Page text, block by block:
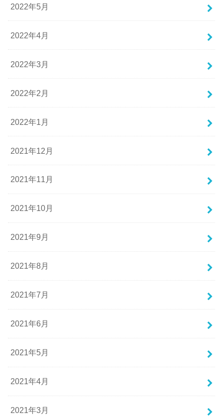
2022年5月
2022年4月
2022年3月
2022年2月
2022年1月
2021年12月
2021年11月
2021年10月
2021年9月
2021年8月
2021年7月
2021年6月
2021年5月
2021年4月
2021年3月